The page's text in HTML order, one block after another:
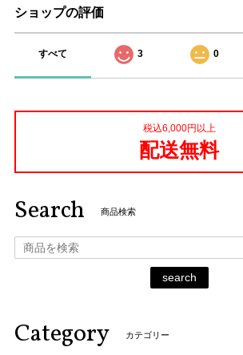
ショップの評価
すべて 3 0
税込6,000円以上
配送無料
Search 商品検索
search
Category カテゴリー